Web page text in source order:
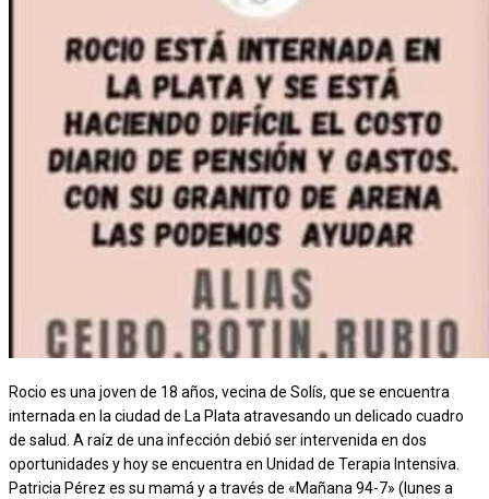
Rocio es una joven de 18 años, vecina de Solís, que se encuentra
internada en la ciudad de La Plata atravesando un delicado cuadro
de salud. A raíz de una infección debió ser intervenida en dos
oportunidades y hoy se encuentra en Unidad de Terapia Intensiva.
Patricia Pérez es su mamá y a través de «Mañana 94-7» (lunes a